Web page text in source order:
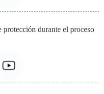
durante el proceso